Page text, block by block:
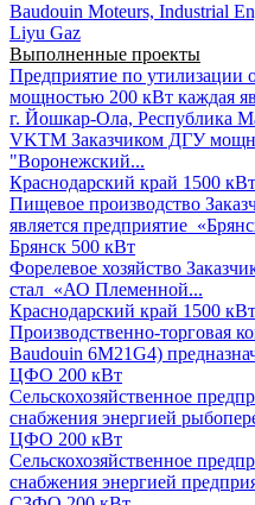
Baudouin Moteurs, Industrial
Liyu Gaz
Выполненные проекты
Предприятие по утилизации
мощностью 200 кВт каждая
г. Йошкар-Ола, Республика
VKTM Заказчиком ДГУ
"Воронежский...
Краснодарский край 1500 кВт
Пищевое производство
является предприятие
Брянск 500 кВт
Форелевое хозяйство
стал «АО Племенной...
Краснодарский край 1500 кВт
Производственно-торговая
Baudouin 6M21G4)
ЦФО 200 кВт
Сельскохозяйственное
снабжения энергией
ЦФО 200 кВт
Сельскохозяйственное
снабжения энергией